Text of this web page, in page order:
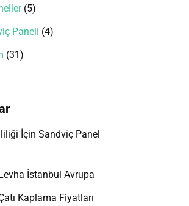
5
Paneli 4
31
İçin Sandviç Panel
İstanbul Avrupa
Kaplama Fiyatları